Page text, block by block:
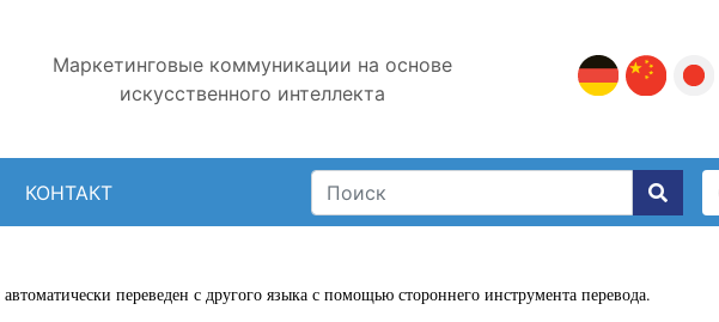
Маркетинговые коммуникации на основе
искусственного интеллекта
КОНТАКТ
переведен с другого языка с помощью стороннего инструмента перевода.